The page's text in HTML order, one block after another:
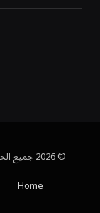
© 2026 جميع الحقوق محفوظة. تصميم وتطوير شركة النجاح هوست.
Home